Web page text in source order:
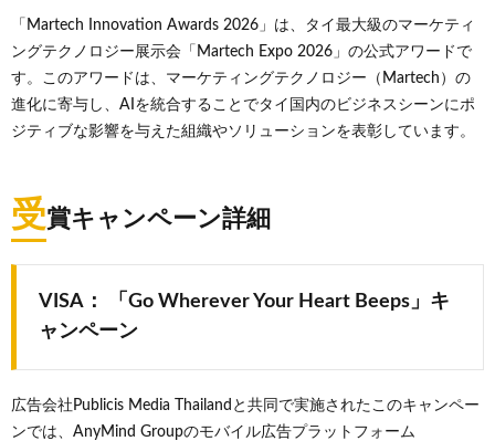
「Martech Innovation Awards 2026」は、タイ最大級のマーケティ
ングテクノロジー展示会「Martech Expo 2026」の公式アワードで
す。このアワードは、マーケティングテクノロジー（Martech）の
進化に寄与し、AIを統合することでタイ国内のビジネスシーンにポ
ジティブな影響を与えた組織やソリューションを表彰しています。
受賞キャンペーン詳細
VISA： 「Go Wherever Your Heart Beeps」キ
ャンペーン
広告会社Publicis Media Thailandと共同で実施されたこのキャンペー
ンでは、AnyMind Groupのモバイル広告プラットフォーム